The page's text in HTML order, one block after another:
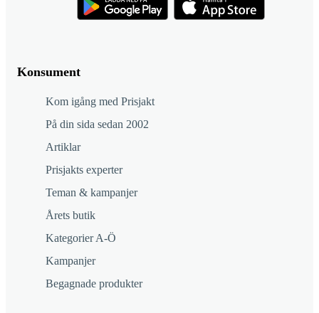
Konsument
Kom igång med Prisjakt
På din sida sedan 2002
Artiklar
Prisjakts experter
Teman & kampanjer
Årets butik
Kategorier A-Ö
Kampanjer
Begagnade produkter